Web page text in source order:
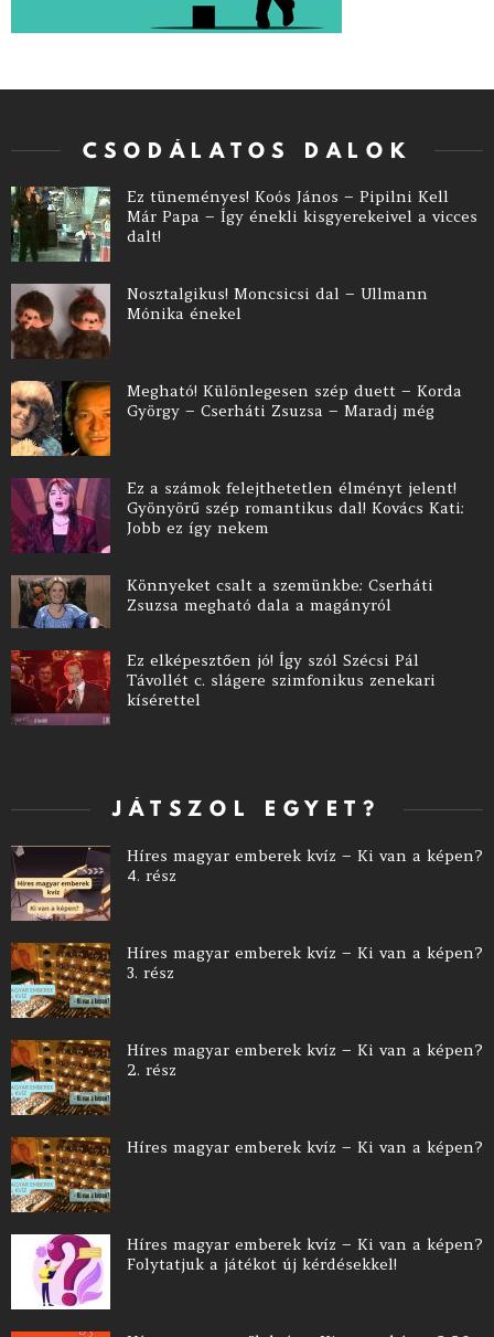
CSODÁLATOS DALOK
Ez tüneményes! Koós János – Pipilni Kell
Már Papa – Így énekli kisgyerekeivel a vicces
dalt!
Nosztalgikus! Moncsicsi dal – Ullmann
Mónika énekel
Megható! Különlegesen szép duett – Korda
György – Cserháti Zsuzsa – Maradj még
Ez a számok felejthetetlen élményt jelent!
Gyönyörű szép romantikus dal! Kovács Kati:
Jobb ez így nekem
Könnyeket csalt a szemünkbe: Cserháti
Zsuzsa megható dala a magányról
Ez elképesztően jó! Így szól Szécsi Pál
Távollét c. slágere szimfonikus zenekari
kísérettel
JÁTSZOL EGYET?
Híres magyar emberek kvíz – Ki van a képen?
4. rész
Híres magyar emberek kvíz – Ki van a képen?
3. rész
Híres magyar emberek kvíz – Ki van a képen?
2. rész
Híres magyar emberek kvíz – Ki van a képen?
Híres magyar emberek kvíz – Ki van a képen?
Folytatjuk a játékot új kérdésekkel!